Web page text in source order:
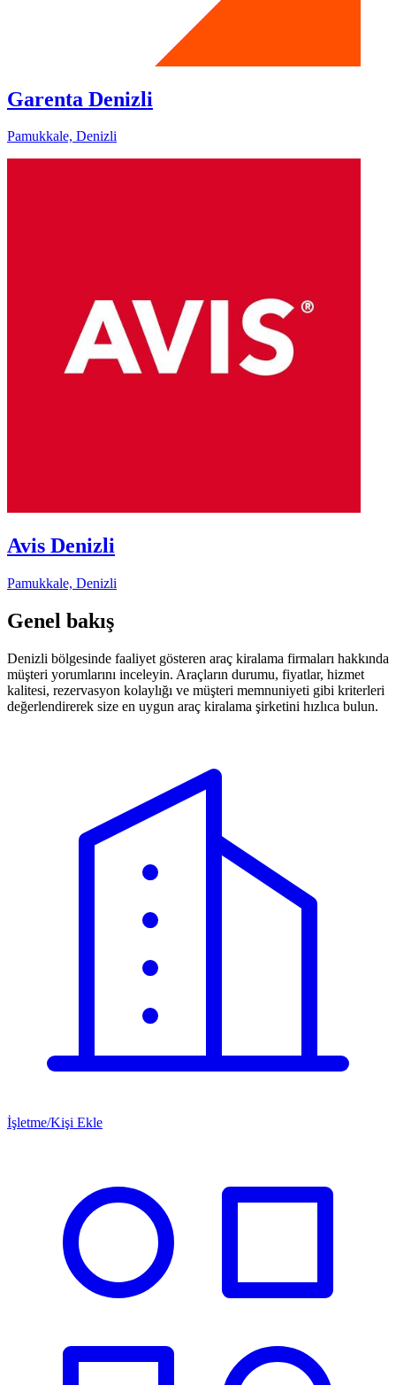
Garenta Denizli
Pamukkale, Denizli
Avis Denizli
Pamukkale, Denizli
Genel bakış
Denizli bölgesinde faaliyet gösteren araç kiralama firmaları hakkında
müşteri yorumlarını inceleyin. Araçların durumu, fiyatlar, hizmet
kalitesi, rezervasyon kolaylığı ve müşteri memnuniyeti gibi kriterleri
değerlendirerek size en uygun araç kiralama şirketini hızlıca bulun.
İşletme/Kişi Ekle